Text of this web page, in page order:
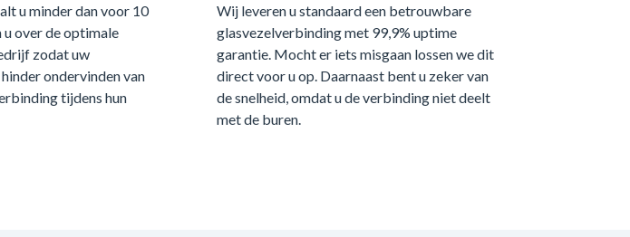
u minder dan voor 10
over de optimale
zodat uw
ondervinden van
tijdens hun
Wij leveren u standaard een betrouwbare
glasvezelverbinding met 99,9% uptime
garantie. Mocht er iets misgaan lossen we dit
direct voor u op. Daarnaast bent u zeker van
de snelheid, omdat u de verbinding niet deelt
met de buren.